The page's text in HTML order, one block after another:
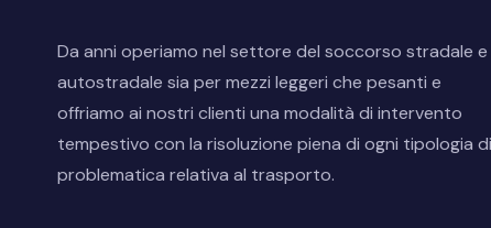
Da anni operiamo nel settore del soccorso stradale e
autostradale sia per mezzi leggeri che pesanti e
offriamo ai nostri clienti una modalità di intervento
tempestivo con la risoluzione piena di ogni tipologia di
problematica relativa al trasporto.